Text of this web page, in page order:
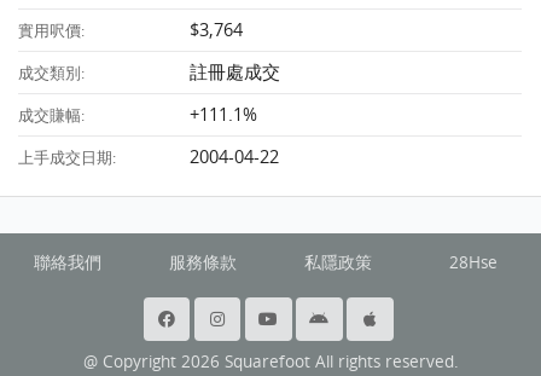
實用呎價: $3,764
成交類別: 註冊處成交
成交賺幅: +111.1%
上手成交日期: 2004-04-22
聯絡我們 服務條款 私隱政策 28Hse
@ Copyright 2026 Squarefoot All rights reserved.